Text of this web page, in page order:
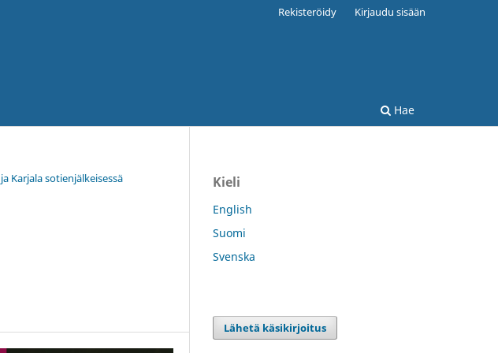
Hae
Rekisteröidy Kirjaudu sisään
Karjala sotienjälkeisessä
Kieli
English
Suomi
Svenska
Lähetä käsikirjoitus